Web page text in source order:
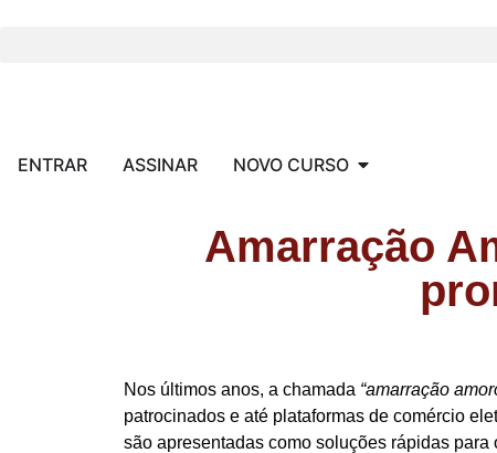
ENTRAR ASSINAR NOVO CURSO
Amarração
Nos últimos anos, a chamada “amarração
patrocinados e até plataformas de comércio
são apresentadas como soluções rápidas